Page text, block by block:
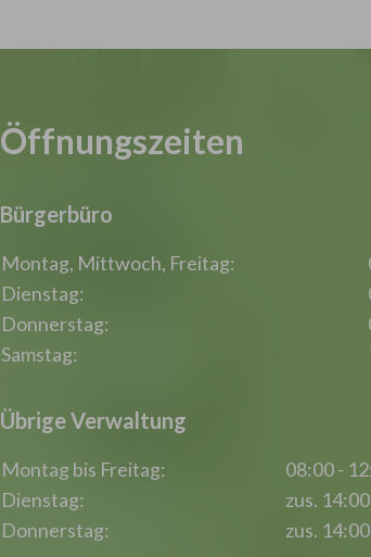
Öffnungszeiten
Bürgerbüro
Montag, Mittwoch, Freitag:
Dienstag:
Donnerstag:
Samstag:
Übrige Verwaltung
Montag bis Freitag:
Dienstag:
Donnerstag:
08:00 -
zus.
zus.